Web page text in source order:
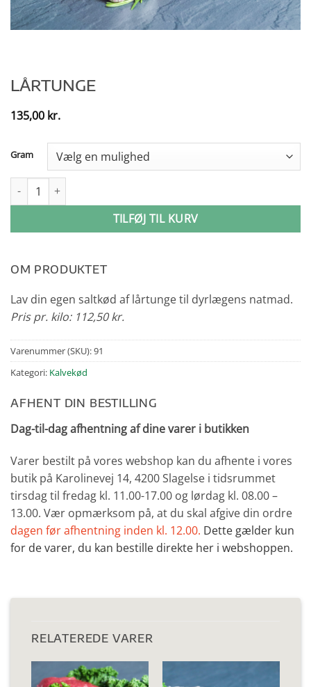
LÅRTUNGE
135,00 kr.
Gram
Lårtunge antal
TILFØJ TIL KURV
OM PRODUKTET
Lav din egen saltkød af lårtunge til dyrlægens natmad.
Pris pr. kilo: 112,50 kr.
Varenummer (SKU):91
Kategori: Kalvekød
AFHENT DIN BESTILLING
Dag-til-dag afhentning af dine varer i butikken
Varer bestilt på vores webshop kan du afhente i vores
butik på Karolinevej 14, 4200 Slagelse i tidsrummet
tirsdag til fredag kl. 11.00-17.00 og lørdag kl. 08.00 –
13.00. Vær opmærksom på, at du skal afgive din ordre
dagen før afhentning inden kl. 12.00. Dette gælder kun
for de varer, du kan bestille direkte her i webshoppen.
RELATEREDE VARER